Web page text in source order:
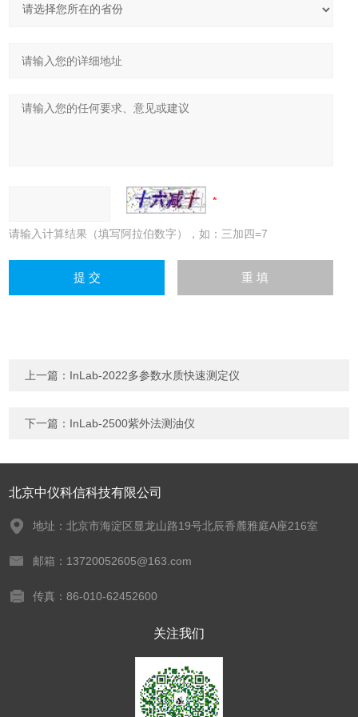
请输入计算结果（填写阿拉伯数字），如：三加四=7
上一篇： InLab-2022多参数水质快速测定仪
下一篇： InLab-2500紫外法测油仪
北京中仪科信科技有限公司
地址：北京市海淀区显龙山路19号北辰香麓雅庭A座216室
邮箱：13720052605@163.com
传真：86-010-62452600
关注我们